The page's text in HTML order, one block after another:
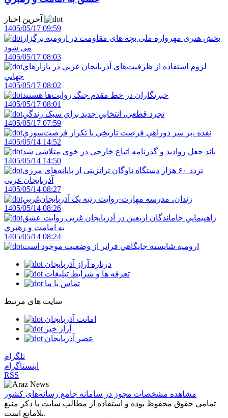
1405/05/17 09:59
بخش هنری مهرواره ملی بچه های مقاومت در ارومیه برگزار
می شود
1405/05/17 08:03
لزوم استفاده از ظرفيت‌هاي آذربايجان غربي در بازارهاي
جهاني
1405/05/17 08:02
خبرنگاران در خط مقدم جنگ روايت‌ها هستند
1405/05/17 08:01
تجرد قطعي، انتخابي جديد براي سبک زندگي
1405/05/17 07:59
نقده ،بر سر دوراهي فرصت تاريخي يا تکرار فرصت‌سوزي
1405/05/14 14:52
باند جعل روادید و گذرنامه اتباع خارجی در خوی متلاشی شد
1405/05/14 14:50
تردد ۶۰ هزار دستگاه ناوگان ترانزیتی از پایانه‌های مرزی
آذربایجان ‌غربی
1405/05/14 08:27
زندان، مدرسه مهارت-روايت رتبه يک آذربايجان‌غربي
1405/05/14 08:26
راهپيمايي جاماندگان اربعين در آذربايجان غربي روايت عشق
به امامت و رهبري
1405/05/14 08:24
اروميه شايسته جايگاهي فراتر از وضعيت موجود است
درباره آراز آذربایجان
تعرفه ها و شرایط تبلیغات
تماس با ما
سایت های مرتبط
امانت آذربایجان
آراز خبر
عصر آذربایجان
تلگرام
اینستاگرام
RSS
مشاهده مشخصات مجوز در سامانه جامع رسانه‌های کشور
تمامی حقوق محفوظ بوده و استفاده از مطالب سایت با ذکر منبع
بلامانع است.